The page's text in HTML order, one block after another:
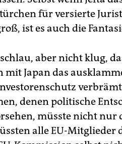
für versierte
ist es auch die
aber nicht klug,
mit Japan das
denen politische
müsste nicht nur
alle EU-